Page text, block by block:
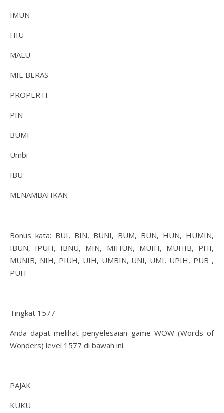
IMUN
HIU
MALU
MIE BERAS
PROPERTI
PIN
BUMI
Umbi
IBU
MENAMBAHKAN
Bonus kata: BUI, BIN, BUNI, BUM, BUN, HUN, HUMIN,
IBUN, IPUH, IBNU, MIN, MIHUN, MUIH, MUHIB, PHI,
MUNIB, NIH, PIUH, UIH, UMBIN, UNI, UMI, UPIH, PUB ,
PUH
Tingkat 1577
Anda dapat melihat penyelesaian game WOW (Words of
Wonders) level 1577 di bawah ini.
PAJAK
KUKU